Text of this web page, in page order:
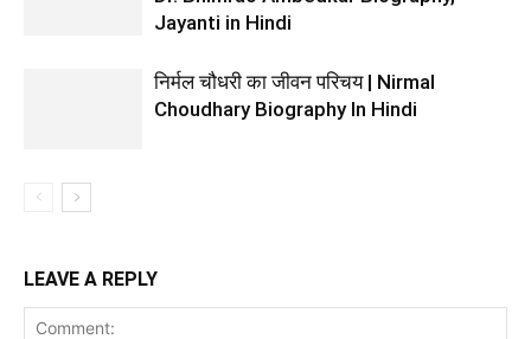
Jayanti in Hindi
निर्मल चौधरी का जीवन परिचय | Nirmal
Choudhary Biography In Hindi
LEAVE A REPLY